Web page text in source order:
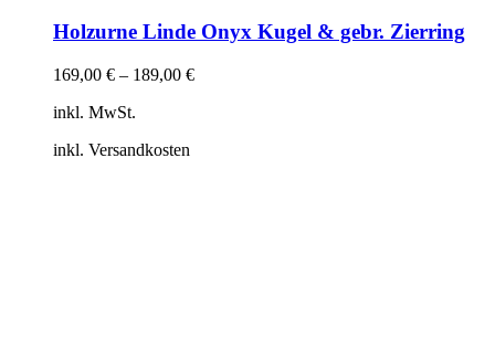
Holzurne Linde Onyx Kugel & gebr. Zierring
169,00 € – 189,00 €
inkl. MwSt.
inkl. Versandkosten